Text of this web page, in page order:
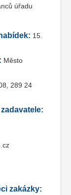
úřadu
15.
Město
289 24
zakázky: